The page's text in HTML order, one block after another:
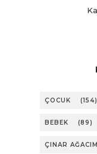
ÇOCUK (154)
BEBEK (89)
ÇINAR AĞACIM